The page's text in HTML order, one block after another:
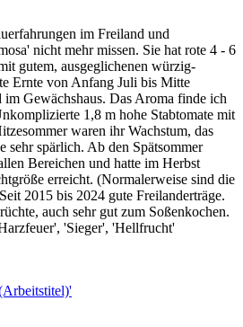
im Freiland und
nicht mehr missen. Sie hat rote 4 - 6
gutem, ausgeglichenen würzig-
Ernte von Anfang Juli bis Mitte
im Gewächshaus. Das Aroma finde ich
1,8 m hohe Stab­tomate mit
waren ihr Wachstum, das
sehr spärlich. Ab den Spätsommer
Bereichen und hatte im Herbst
erreicht. (Normalerweise sind die
2015 bis 2024 gute Freilanderträge.
auch sehr gut zum Soßenkochen.
'Sieger', 'Hellfrucht'